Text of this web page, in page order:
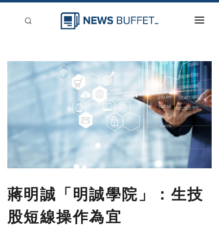
蔣明誠「明誠學院」：生技
股短線操作為宜